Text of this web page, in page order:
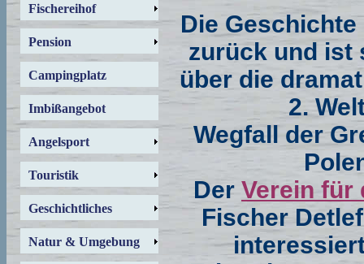
Fischereihof
Pension
Campingplatz
Imbißangebot
Angelsport
Touristik
Geschichtliches
Natur & Umgebung
Die
zurück und ist
über die
2.
Wegfall der
Der Verein für
Fischer